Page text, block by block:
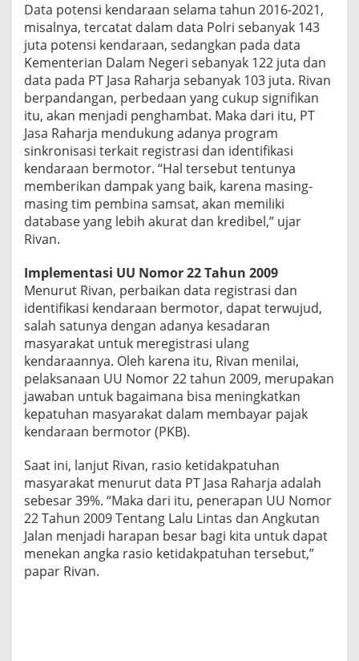
Data potensi kendaraan selama tahun 2016-2021,
misalnya, tercatat dalam data Polri sebanyak 143
juta potensi kendaraan, sedangkan pada data
Kementerian Dalam Negeri sebanyak 122 juta dan
data pada PT Jasa Raharja sebanyak 103 juta. Rivan
berpandangan, perbedaan yang cukup signifikan
itu, akan menjadi penghambat. Maka dari itu, PT
Jasa Raharja mendukung adanya program
sinkronisasi terkait registrasi dan identifikasi
kendaraan bermotor. “Hal tersebut tentunya
memberikan dampak yang baik, karena masing-
masing tim pembina samsat, akan memiliki
database yang lebih akurat dan kredibel,” ujar
Rivan.
Implementasi UU Nomor 22 Tahun 2009
Menurut Rivan, perbaikan data registrasi dan
identifikasi kendaraan bermotor, dapat terwujud,
salah satunya dengan adanya kesadaran
masyarakat untuk meregistrasi ulang
kendaraannya. Oleh karena itu, Rivan menilai,
pelaksanaan UU Nomor 22 tahun 2009, merupakan
jawaban untuk bagaimana bisa meningkatkan
kepatuhan masyarakat dalam membayar pajak
kendaraan bermotor (PKB).
Saat ini, lanjut Rivan, rasio ketidakpatuhan
masyarakat menurut data PT Jasa Raharja adalah
sebesar 39%. “Maka dari itu, penerapan UU Nomor
22 Tahun 2009 Tentang Lalu Lintas dan Angkutan
Jalan menjadi harapan besar bagi kita untuk dapat
menekan angka rasio ketidakpatuhan tersebut,”
papar Rivan.